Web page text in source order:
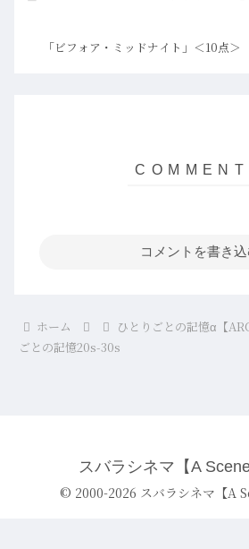
「ビフォア・ミッドナイト」＜10点＞
コメントを書き
ホーム ひとりごとの記憶α【
ごとの記憶20s-30s
スバラシネマ【A
© 2000-2026 スバラシネマ【A